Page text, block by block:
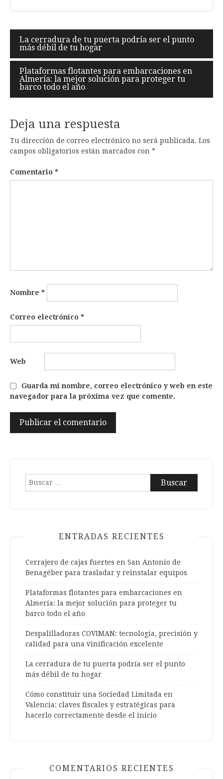
Navegación
de
entradas
La cerradura de tu puerta podría ser el punto
más débil de tu hogar
Plataformas flotantes para embarcaciones en
Almería: la mejor solución para proteger tu
barco todo el año
Deja una respuesta
Tu dirección de correo electrónico no será publicada. Los
campos obligatorios están marcados con *
Comentario *
Nombre *
Correo electrónico *
Web
Guarda mi nombre, correo electrónico y web en este
navegador para la próxima vez que comente.
Buscar:
ENTRADAS RECIENTES
Cerrajero de cajas fuertes en San Antonio de
Benagéber para trasladar y reinstalar equipos
Plataformas flotantes para embarcaciones en
Almería: la mejor solución para proteger tu
barco todo el año
Despalilladoras COVIMAN: tecnología, precisión y
calidad para una vinificación excelente
La cerradura de tu puerta podría ser el punto
más débil de tu hogar
Cómo constituir una Sociedad Limitada en
Valencia: claves fiscales y estratégicas para
hacerlo correctamente desde el inicio
COMENTARIOS RECIENTES